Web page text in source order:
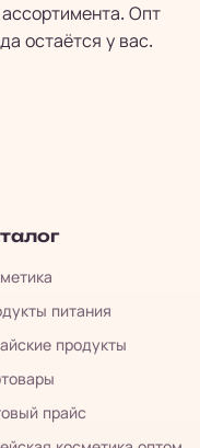
Опт
остаётся у вас.
питания
продукты
прайс